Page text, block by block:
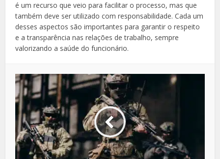
é um recurso que veio para facilitar o processo, mas que
também deve ser utilizado com responsabilidade. Cada um
desses aspectos são importantes para garantir o respeito
e a transparência nas relações de trabalho, sempre
valorizando a saúde do funcionário.